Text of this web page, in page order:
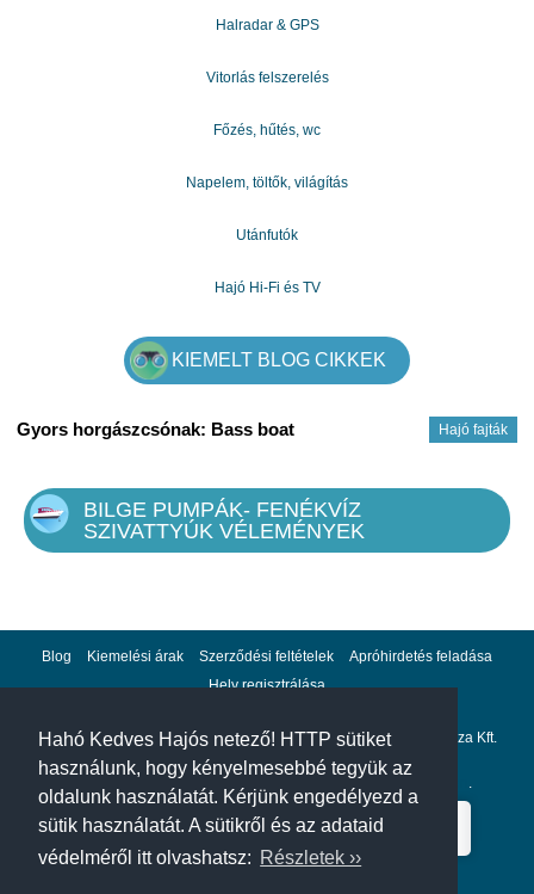
Hahó Kedves Hajós netező! HTTP sütiket
használunk, hogy kényelmesebbé tegyük az
oldalunk használatát. Kérjünk engedélyezd a
sütik használatát. A sütikről és az adataid
védelméről itt olvashatsz: Részletek ››
Halradar & GPS
Vitorlás felszerelés
Főzés, hűtés, wc
Napelem, töltők, világítás
Utánfutók
Hajó Hi-Fi és TV
KIEMELT BLOG CIKKEK
Hajó fajták
Gyors horgászcsónak: Bass boat
BILGE PUMPÁK- FENÉKVÍZ
SZIVATTYÚK VÉLEMÉNYEK
Blog Kiemelési árak Szerződési feltételek
Apróhirdetés feladása
Hely regisztrálása
Adatvédelem Impresszum A hahohajo.hu kiadója a GlobalPlaza Kft.
A hahohajo.hu online bankkártyás fizetési partnere az .